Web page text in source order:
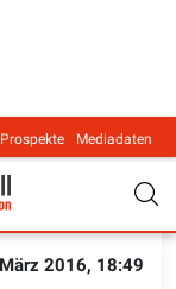
Prospekte Mediadaten
2016, 18:49